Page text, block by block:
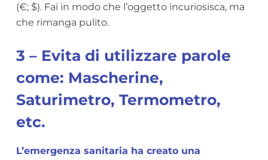
(€; $). Fai in modo che l’oggetto incuriosisca, ma
che rimanga pulito.
3 – Evita di utilizzare parole
come: Mascherine,
Saturimetro, Termometro,
etc.
L’emergenza sanitaria ha creato una